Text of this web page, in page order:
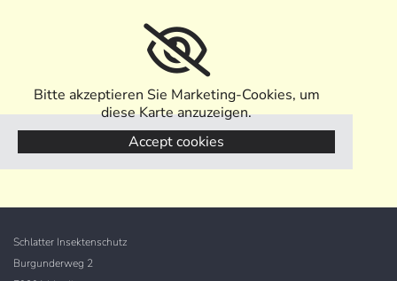
Bitte akzeptieren Sie Marketing-Cookies, um
diese Karte anzuzeigen.
Accept cookies
Schlatter Insektenschutz
Burgunderweg 2